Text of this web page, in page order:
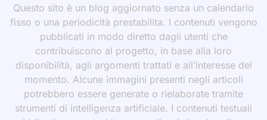
Questo sito è un blog aggiornato senza un calendario
fisso o una periodicità prestabilita. I contenuti vengono
pubblicati in modo diretto dagli utenti che
contribuiscono al progetto, in base alla loro
disponibilità, agli argomenti trattati e all’interesse del
momento. Alcune immagini presenti negli articoli
potrebbero essere generate o rielaborate tramite
strumenti di intelligenza artificiale. I contenuti testuali